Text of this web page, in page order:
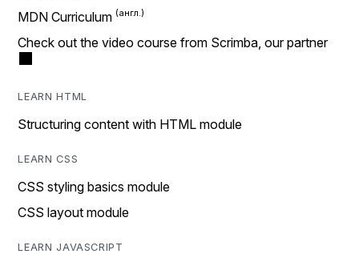
MDN Curriculum
Check out the video course from Scrimba, our partner
LEARN HTML
Structuring content with HTML module
LEARN CSS
CSS styling basics module
CSS layout module
LEARN JAVASCRIPT